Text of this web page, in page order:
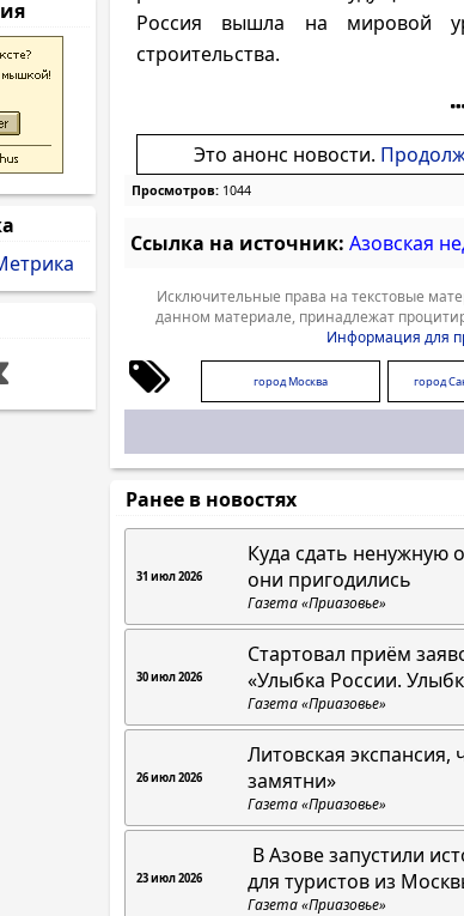
Россия вышла на мировой
строительства.
Это анонс новости.
Просмотров: 1044
Ссылка на источник: Азовская
Исключительные права на текстовые
данном материале, принадлежат
Информация для
город Москва город
Ранее в новостях
31 июл 2026
Куда сдать ненужную
они пригодились
Газета «Приазовье»
30 июл 2026
Стартовал приём
«Улыбка России.
Газета «Приазовье»
26 июл 2026
Литовская
замятни»
Газета «Приазовье»
23 июл 2026
В Азове запустили
для туристов из
Газета «Приазовье»